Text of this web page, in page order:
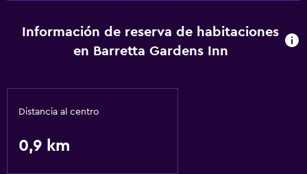
Información de reserva de habitaciones
en Barretta Gardens Inn
Distancia al centro
0,9 km